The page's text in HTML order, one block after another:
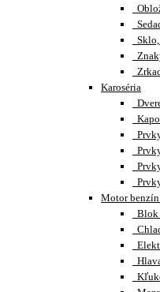
Karoséria
Motor
Blok